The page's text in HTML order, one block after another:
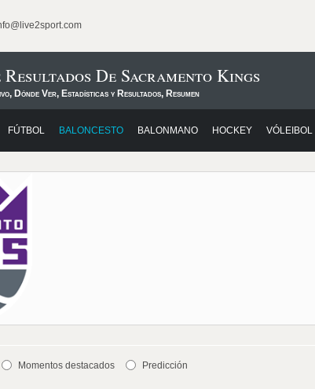
De Sacramento Kings
Dónde Ver, Estadísticas y Resultados, Resumen
FÚTBOL BALONCESTO BALONMANO HOCKEY VÓLEIBOL
Momentos destacados Predicción